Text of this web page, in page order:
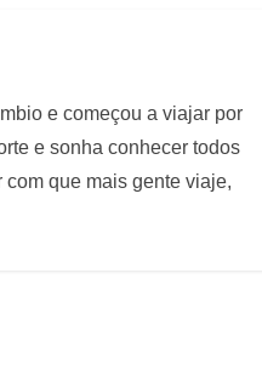
e começou a viajar por
e sonha conhecer todos
que mais gente viaje,